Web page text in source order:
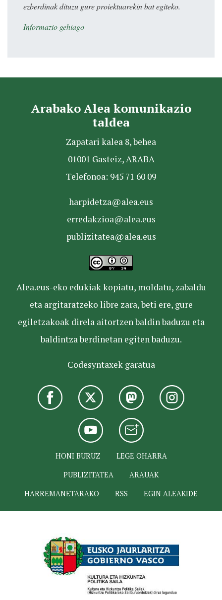
ezberdinak dituzu gure proiektuarekin bat egiteko.
Informazio gehiago
Arabako Alea komunikazio
taldea
Zapatari kalea 8, behea
01001 Gasteiz, ARABA
Telefonoa: 945 71 60 09
harpidetza@alea.eus
erredakzioa@alea.eus
publizitatea@alea.eus
Alea.eus-eko edukiak kopiatu, moldatu, zabaldu
eta argitaratzeko libre zara, beti ere, gure
egiletzakoak direla aitortzen baldin baduzu eta
baldintza berdinetan egiten baduzu.
Codesyntaxek garatua
HONI BURUZ
LEGE OHARRA
PUBLIZITATEA
ARAUAK
HARREMANETARAKO
RSS EGIN ALEAKIDE